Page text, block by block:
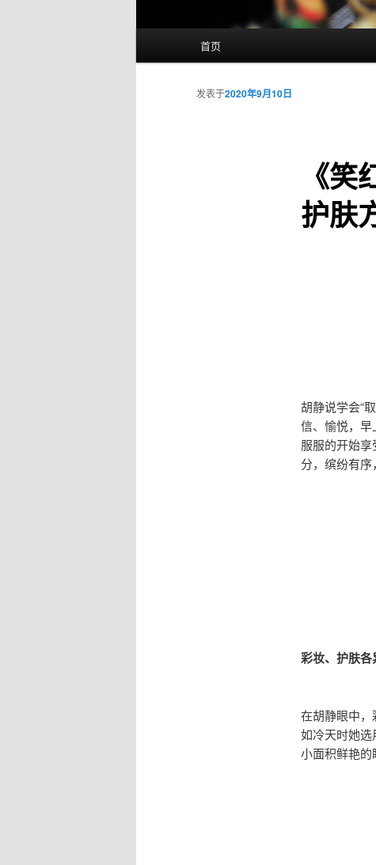
首页
《
护肤
发表于2020年9月10日
胡静说学会“
信、愉悦，
服服的开始
分，缤纷有序
彩妆、护肤
在胡静眼中
如冷天时她
小面积鲜艳的